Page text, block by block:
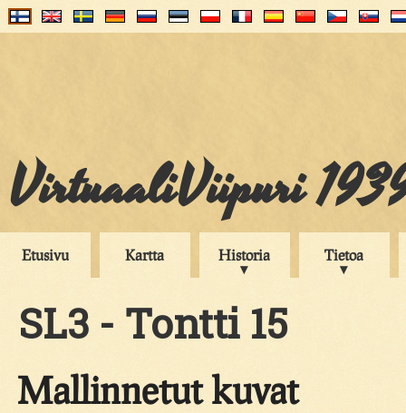
VirtuaaliViipuri
Etusivu Kartta Historia Tietoa
SL3 - Tontti 15
Mallinnetut kuvat